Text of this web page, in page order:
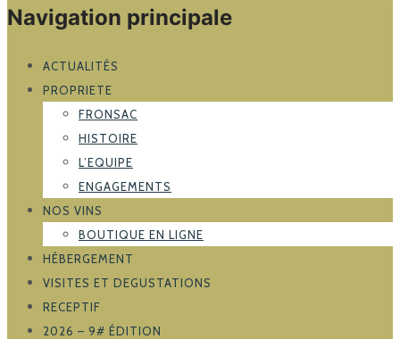
Navigation principale
ACTUALITÉS
PROPRIETE
FRONSAC
HISTOIRE
L’EQUIPE
ENGAGEMENTS
NOS VINS
BOUTIQUE EN LIGNE
HÉBERGEMENT
VISITES ET DEGUSTATIONS
RECEPTIF
2026 – 9# ÉDITION